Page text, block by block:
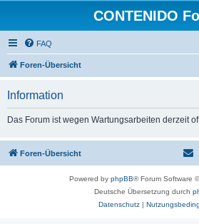
CONTENIDO
FAQ
Foren-Übersicht
Information
Das Forum ist wegen Wartungsarbeiten derzeit
Foren-Übersicht
Powered by phpBB® Forum Software
Deutsche Übersetzung durch
Datenschutz|